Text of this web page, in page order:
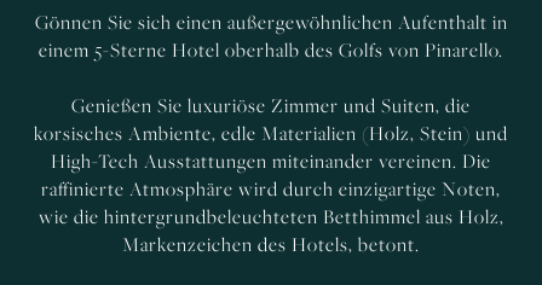
Gönnen Sie sich einen außergewöhnlichen Aufenthalt in
einem 5-Sterne Hotel oberhalb des Golfs von Pinarello.
Genießen Sie luxuriöse Zimmer und Suiten, die
korsisches Ambiente, edle Materialien (Holz, Stein) und
High-Tech Ausstattungen miteinander vereinen. Die
raffinierte Atmosphäre wird durch einzigartige Noten,
wie die hintergrundbeleuchteten Betthimmel aus Holz,
Markenzeichen des Hotels, betont.